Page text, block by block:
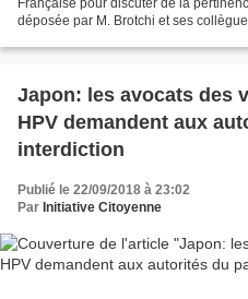
Française pour discuter de la
déposée par M. Brotchi et ses
Japon: les avocats des
HPV demandent aux
interdiction
Publié le 22/09/2018 à 23:02
Par Initiative Citoyenne